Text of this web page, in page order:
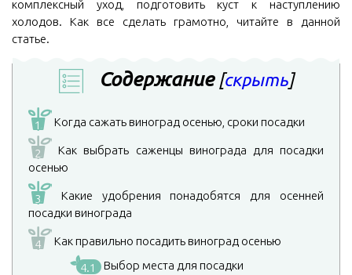
комплексный уход, подготовить куст к наступлению
холодов. Как все сделать грамотно, читайте в данной
статье.
Содержание [скрыть]
1 Когда сажать виноград осенью, сроки посадки
2
Как выбрать саженцы винограда для посадки
осенью
3
Какие удобрения понадобятся для осенней
посадки винограда
4
Как правильно посадить виноград осенью
4.1 Выбор места для посадки